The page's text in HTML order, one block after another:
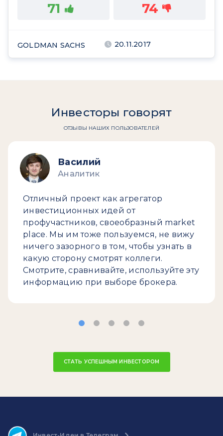
71 74
GOLDMAN SACHS 20.11.2017
Инвесторы говорят
ОТЗЫВЫ НАШИХ ПОЛЬЗОВАТЕЛЕЙ
Василий
Аналитик
Отличный проект как агрегатор
инвестиционных идей от
профучастников, своеобразный market
place. Мы им тоже пользуемся, не вижу
ничего зазорного в том, чтобы узнать в
какую сторону смотрят коллеги.
Смотрите, сравнивайте, используйте эту
информацию при выборе брокера.
СТАТЬ УСПЕШНЫМ ИНВЕСТОРОМ